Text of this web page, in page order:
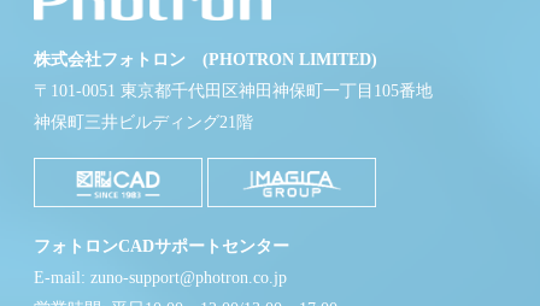
株式会社フォトロン (PHOTRON LIMITED)
〒101-0051 東京都千代田区神田神保町一丁目105番地
神保町三井ビルディング21階
フォトロンCADサポートセンター
E-mail: zuno-support@photron.co.jp